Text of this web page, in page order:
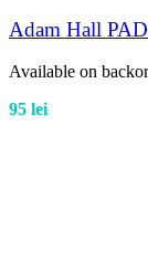
Adam Hall
Available on
95 lei